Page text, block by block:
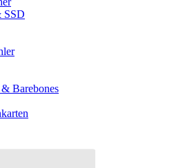
SSD
Barebones